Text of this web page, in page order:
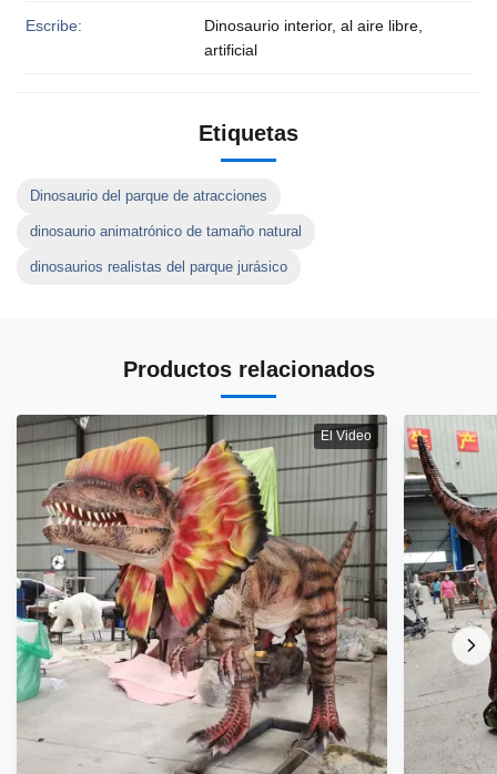
Escribe:
Dinosaurio interior, al aire libre,
artificial
Etiquetas
Dinosaurio del parque de atracciones
dinosaurio animatrónico de tamaño natural
dinosaurios realistas del parque jurásico
Productos relacionados
El Video